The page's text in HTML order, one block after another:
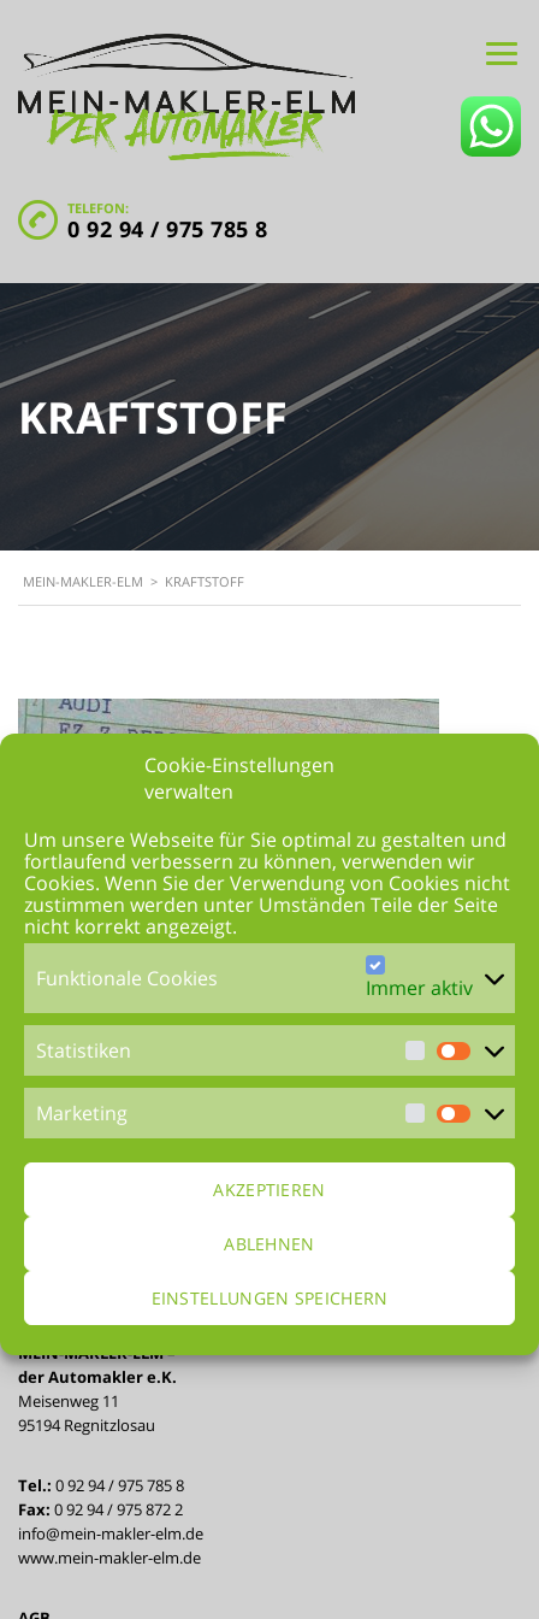
Cookie-Einstellungen
verwalten
Um unsere Webseite für Sie optimal zu gestalten und
fortlaufend verbessern zu können, verwenden wir
Cookies. Wenn Sie der Verwendung von Cookies nicht
zustimmen werden unter Umständen Teile der Seite
nicht korrekt angezeigt.
Funktionale Cookies
Immer aktiv
Statistiken
Marketing
AKZEPTIEREN
ABLEHNEN
EINSTELLUNGEN SPEICHERN
TELEFON:
0 92 94 / 975 785 8
KRAFTSTOFF
MEIN-MAKLER-ELM > KRAFTSTOFF
Diesel Affäre – was tun?
7. September 2017
David Elm
MEIN-MAKLER-ELM –
der Automakler e.K.
Meisenweg 11
95194 Regnitzlosau
Tel.: 0 92 94 / 975 785 8
Fax: 0 92 94 / 975 872 2
info@mein-makler-elm.de
www.mein-makler-elm.de